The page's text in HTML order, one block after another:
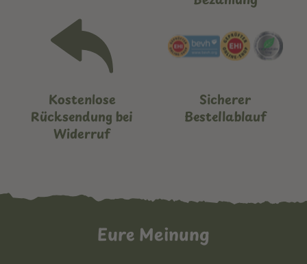
Kostenlose
Rücksendung bei
Widerruf
Sicherer
Bestellablauf
Eure Meinung